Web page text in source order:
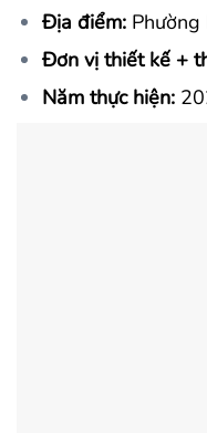
Địa điểm:
Đơn vị thiết kế +
Năm thực hiện: